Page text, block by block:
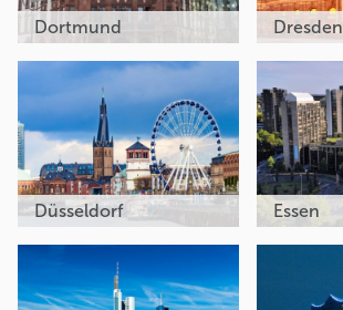
Dortmund Dresden
Düsseldorf Essen